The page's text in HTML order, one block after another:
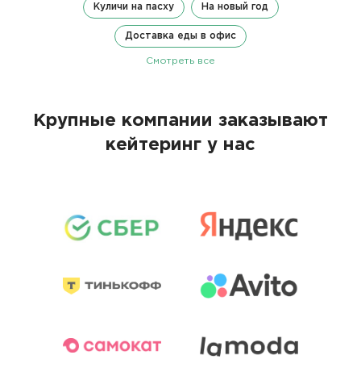
Куличи на пасху На новый год
Доставка еды в офис
Смотреть все
Крупные компании заказывают
кейтеринг у нас